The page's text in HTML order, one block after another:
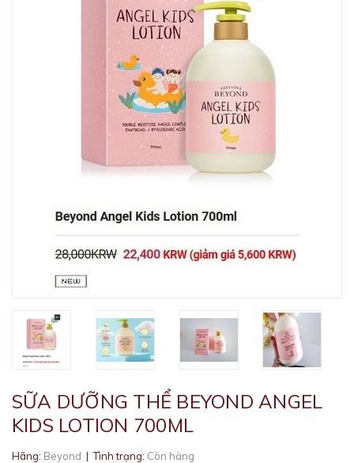
SỮA DƯỠNG THỂ BEYOND ANGEL
KIDS LOTION 700ML
Hãng: Beyond | Tình trạng: Còn hàng